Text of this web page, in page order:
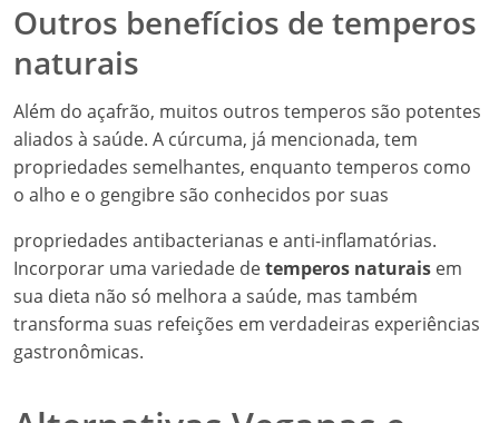
Outros benefícios de temperos
naturais
Além do açafrão, muitos outros temperos são potentes
aliados à saúde. A cúrcuma, já mencionada, tem
propriedades semelhantes, enquanto temperos como
o alho e o gengibre são conhecidos por suas
propriedades antibacterianas e anti-inflamatórias.
Incorporar uma variedade detemperos naturais em
sua dieta não só melhora a saúde, mas também
transforma suas refeições em verdadeiras experiências
gastronômicas.